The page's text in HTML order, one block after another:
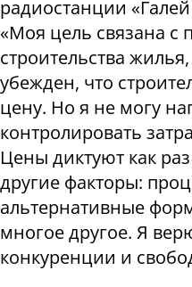
радиостанции
«Моя цель связана с
строительства
убежден, что
цену. Но я не могу
контролировать
Цены диктуют как
другие факторы:
альтернативные
многое другое. Я
конкуренции и